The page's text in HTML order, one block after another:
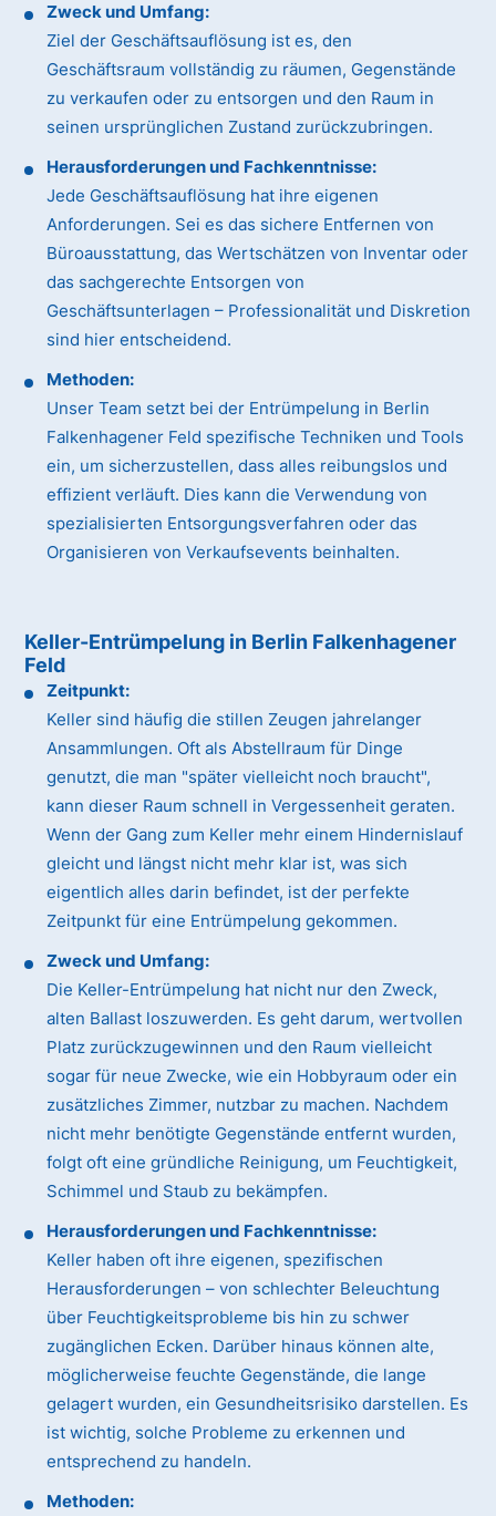
Zweck und Umfang:
Ziel der Geschäftsauflösung ist es, den
Geschäftsraum vollständig zu räumen, Gegenstände
zu verkaufen oder zu entsorgen und den Raum in
seinen ursprünglichen Zustand zurückzubringen.
Herausforderungen und Fachkenntnisse:
Jede Geschäftsauflösung hat ihre eigenen
Anforderungen. Sei es das sichere Entfernen von
Büroausstattung, das Wertschätzen von Inventar oder
das sachgerechte Entsorgen von
Geschäftsunterlagen – Professionalität und Diskretion
sind hier entscheidend.
Methoden:
Unser Team setzt bei der Entrümpelung in Berlin
Falkenhagener Feld spezifische Techniken und Tools
ein, um sicherzustellen, dass alles reibungslos und
effizient verläuft. Dies kann die Verwendung von
spezialisierten Entsorgungsverfahren oder das
Organisieren von Verkaufsevents beinhalten.
Keller-Entrümpelung in Berlin Falkenhagener
Feld
Zeitpunkt:
Keller sind häufig die stillen Zeugen jahrelanger
Ansammlungen. Oft als Abstellraum für Dinge
genutzt, die man "später vielleicht noch braucht",
kann dieser Raum schnell in Vergessenheit geraten.
Wenn der Gang zum Keller mehr einem Hindernislauf
gleicht und längst nicht mehr klar ist, was sich
eigentlich alles darin befindet, ist der perfekte
Zeitpunkt für eine Entrümpelung gekommen.
Zweck und Umfang:
Die Keller-Entrümpelung hat nicht nur den Zweck,
alten Ballast loszuwerden. Es geht darum, wertvollen
Platz zurückzugewinnen und den Raum vielleicht
sogar für neue Zwecke, wie ein Hobbyraum oder ein
zusätzliches Zimmer, nutzbar zu machen. Nachdem
nicht mehr benötigte Gegenstände entfernt wurden,
folgt oft eine gründliche Reinigung, um Feuchtigkeit,
Schimmel und Staub zu bekämpfen.
Herausforderungen und Fachkenntnisse:
Keller haben oft ihre eigenen, spezifischen
Herausforderungen – von schlechter Beleuchtung
über Feuchtigkeitsprobleme bis hin zu schwer
zugänglichen Ecken. Darüber hinaus können alte,
möglicherweise feuchte Gegenstände, die lange
gelagert wurden, ein Gesundheitsrisiko darstellen. Es
ist wichtig, solche Probleme zu erkennen und
entsprechend zu handeln.
Methoden: